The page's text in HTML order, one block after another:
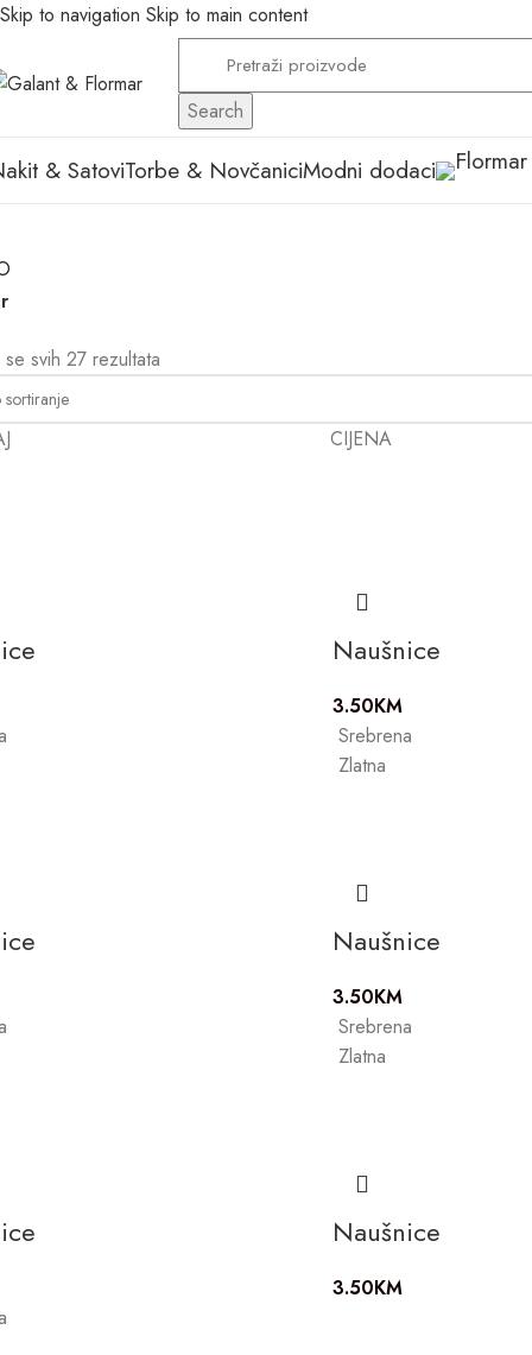
Skip to navigation Skip to main content
Search
& SatoviTorbe & NovčaniciModni dodaci
svih 27 rezultata
CIJENA
Naušnice
3.50KM
Srebrena
Zlatna
Naušnice
3.50KM
Srebrena
Zlatna
Naušnice
3.50KM